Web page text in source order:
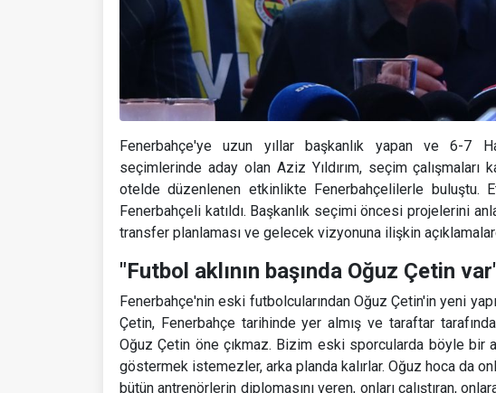
Fenerbahçe'ye uzun yıllar başkanlık yapan ve 6-7
seçimlerinde aday olan Aziz Yıldırım, seçim çalışmaları
otelde düzenlenen etkinlikte Fenerbahçelilerle buluştu.
Fenerbahçeli katıldı. Başkanlık seçimi öncesi projelerini
transfer planlaması ve gelecek vizyonuna ilişkin
"Futbol aklının başında Oğuz Çetin
Fenerbahçe'nin eski futbolcularından Oğuz Çetin'in yeni
Çetin, Fenerbahçe tarihinde yer almış ve taraftar
Oğuz Çetin öne çıkmaz. Bizim eski sporcularda böyle bir
göstermek istemezler, arka planda kalırlar. Oğuz hoca da
bütün antrenörlerin diplomasını veren, onları çalıştıran,